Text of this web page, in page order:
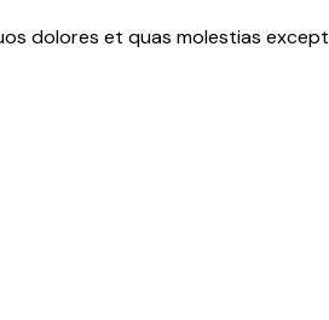
dolores et quas molestias